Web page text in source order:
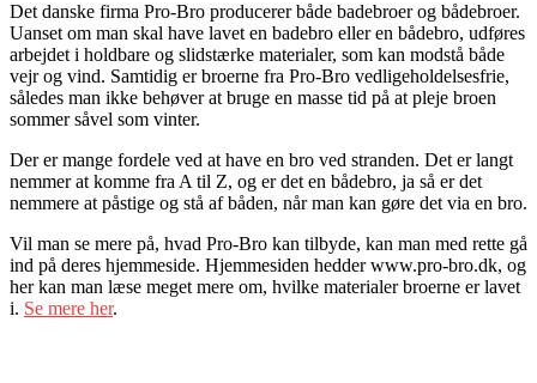
Det danske firma Pro-Bro producerer både badebroer og bådebroer.
Uanset om man skal have lavet en badebro eller en bådebro, udføres
arbejdet i holdbare og slidstærke materialer, som kan modstå både
vejr og vind. Samtidig er broerne fra Pro-Bro vedligeholdelsesfrie,
således man ikke behøver at bruge en masse tid på at pleje broen
sommer såvel som vinter.
Der er mange fordele ved at have en bro ved stranden. Det er langt
nemmer at komme fra A til Z, og er det en bådebro, ja så er det
nemmere at påstige og stå af båden, når man kan gøre det via en bro.
Vil man se mere på, hvad Pro-Bro kan tilbyde, kan man med rette gå
ind på deres hjemmeside. Hjemmesiden hedder www.pro-bro.dk, og
her kan man læse meget mere om, hvilke materialer broerne er lavet
i. Se mere her.